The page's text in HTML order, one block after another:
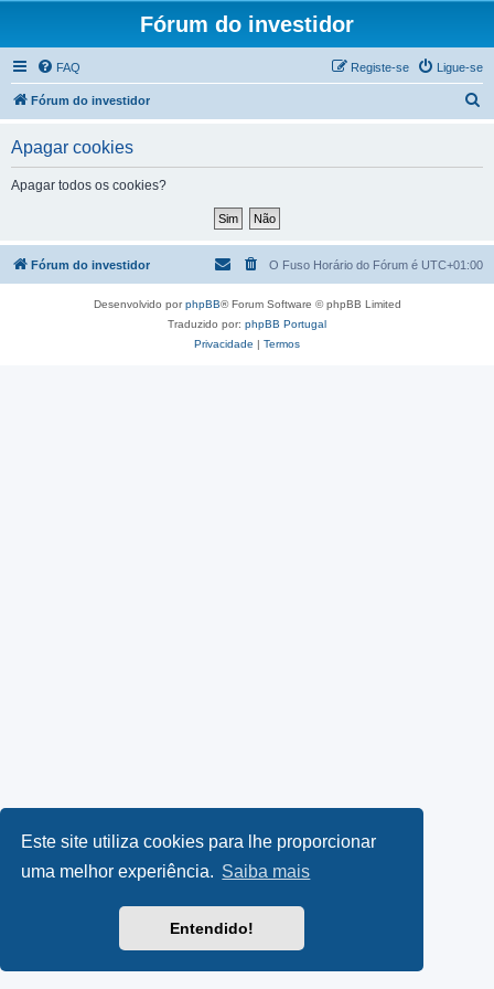
Este site utiliza cookies para lhe proporcionar
uma melhor experiência. Saiba mais
Entendido!
Fórum do investidor
FAQ Ligue-se
Registe-se
Fórum do investidor
a
Apagar cookies
Apagar todos os cookies?
Fórum do investidor O Fuso Horário do Fórum é UTC+01:00
Desenvolvido porphpBB® Forum Software © phpBB Limited
Traduzido por: phpBB Portugal
Privacidade | Termos